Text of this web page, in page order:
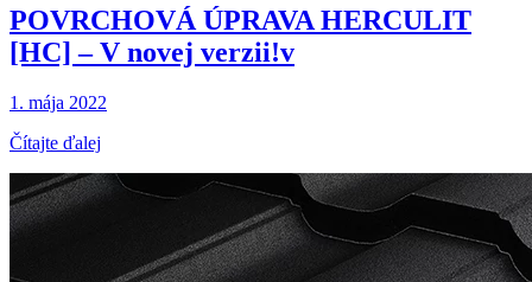
POVRCHOVÁ ÚPRAVA HERCULIT
[HC] – V novej verzii!v
1. mája 2022
Čítajte ďalej